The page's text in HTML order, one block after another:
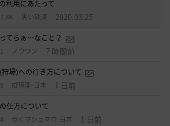
利用にあたって
黒い砂漠 2020.03.25
てらぁ…なこと？
ノウワン 7 時間前
場)への行き方について
威璃亜-日本 1 日前
仕方について
歩くマシュマロ-日本 1 日前